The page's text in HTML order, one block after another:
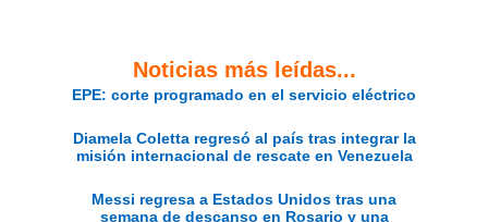
Noticias más leídas...
EPE: corte programado en el servicio eléctrico
Diamela Coletta regresó al país tras integrar la
misión internacional de rescate en Venezuela
Messi regresa a Estados Unidos tras una
semana de descanso en Rosario y una